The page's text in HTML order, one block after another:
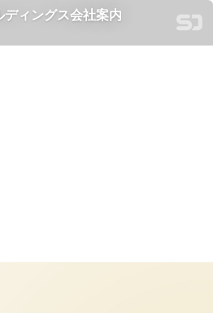
ィングス会社案内